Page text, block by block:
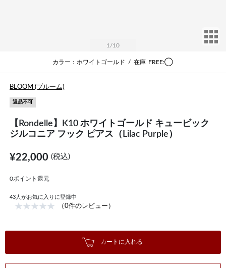
1 /10
カラー：ホワイトゴールド / 在庫 FREE:◯
BLOOM (ブルーム)
返品不可
【Rondelle】K10 ホワイトゴールド キュービック
ジルコニア フック ピアス（Lilac Purple）
¥22,000(税込)
0ポイント還元
43 人がお気に入りに登録中
（0件のレビュー）
カートに入れる